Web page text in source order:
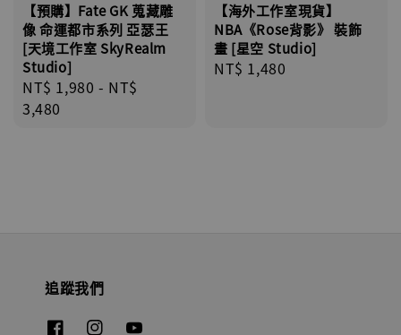
【預購】Fate GK 蒐藏雕
像 命運都市系列 亞瑟王
[天境工作室 SkyRealm
Studio]
Regular
price
NT$ 1,980 - NT$
3,480
【海外工作室現貨】
NBA《Rose背影》 裝飾
畫 [星空 Studio]
Regular
NT$ 1,480
追蹤我們